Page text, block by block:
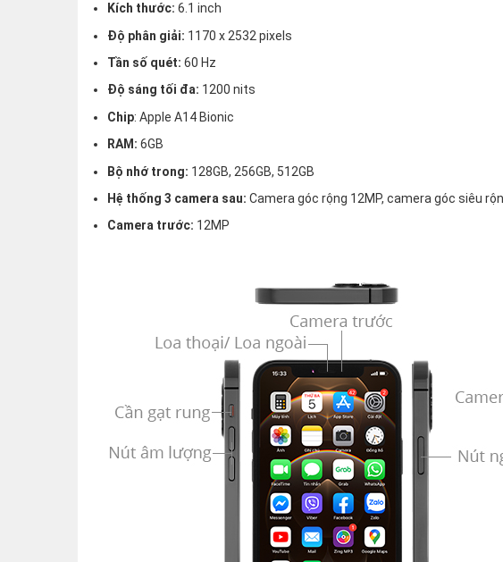
Kích thước: 6.1 inch
Độ phân giải: 1170 x 2532 pixels
Tần số quét: 60 Hz
Độ sáng tối đa: 1200 nits
Chip: Apple A14 Bionic
RAM: 6GB
Bộ nhớ trong: 128GB, 256GB, 512GB
Hệ thống 3 camera sau: Camera góc rộng 12MP, camera góc siêu
Camera trước: 12MP